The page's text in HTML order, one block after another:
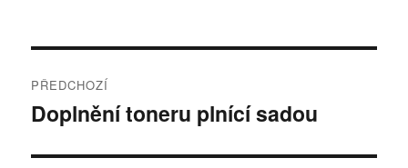
pro
PŘEDCHOZÍ
Předchozí
Doplnění toneru plnící sadou